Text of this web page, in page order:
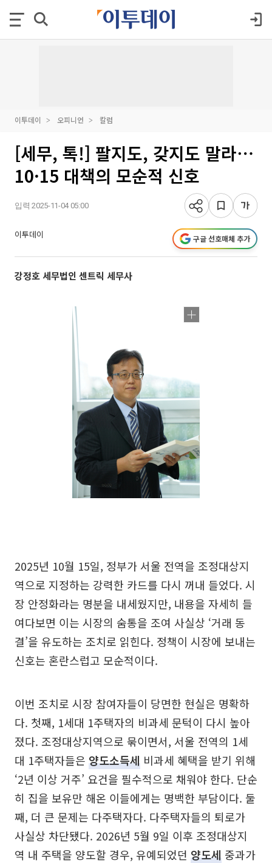
이투데이 오피니언 칼럼
[세무, 톡!] 팔지도, 갖지도 말라⋯
10·15 대책의 모순적 신호
입력 2025-11-04 05:00
이투데이 구글 선호매체 추가
강정호 세무법인 센트릭 세무사
2025년 10월 15일, 정부가 서울 전역을 조정대상지
역으로 지정하는 강력한 카드를 다시 꺼내 들었다. 시
장 안정화라는 명분을 내세웠지만, 내용을 자세히 들
여다보면 이는 시장의 숨통을 조여 사실상 ‘거래 동
결’을 유도하는 조치로 읽힌다. 정책이 시장에 보내는
신호는 혼란스럽고 모순적이다.
이번 조치로 시장 참여자들이 당면한 현실은 명확하
다. 첫째, 1세대 1주택자의 비과세 문턱이 다시 높아
졌다. 조정대상지역으로 묶이면서, 서울 전역의 1세
대 1주택자들은 양도소득세 비과세 혜택을 받기 위해
‘2년 이상 거주’ 요건을 필수적으로 채워야 한다. 단순
히 집을 보유만 해온 이들에게는 명백한 부담이다. 둘
째, 더 큰 문제는 다주택자다. 다주택자들의 퇴로가
사실상 차단됐다. 2026년 5월 9일 이후 조정대상지
역 내 주택을 양도할 경우, 유예되었던 양도세 중과가